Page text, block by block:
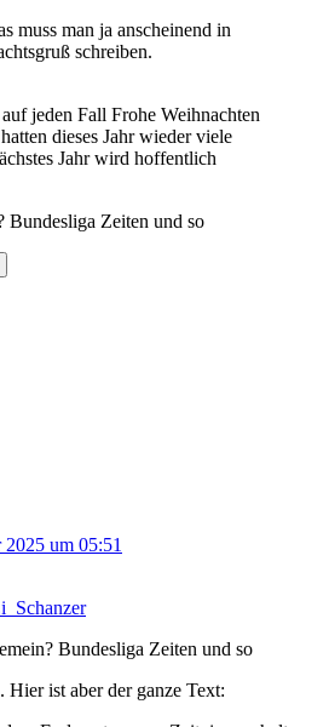
muss man ja anscheinend in
schreiben.
jeden Fall Frohe Weihnachten
dieses Jahr wieder viele
Jahr wird hoffentlich
Bundesliga Zeiten und so
2025 um 05:51
Bundesliga Zeiten und so
Hier ist aber der ganze Text: